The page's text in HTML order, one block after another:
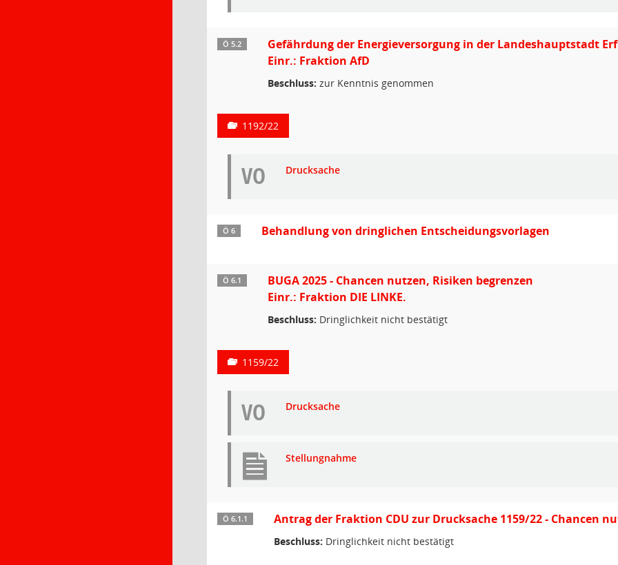
Ö 5.2
Gefährdung der Energieversorgung in der Landeshauptstadt
Einr.: Fraktion AfD
Beschluss: zur Kenntnis genommen
1192/22
VO Drucksache
Ö 6 Behandlung von dringlichen Entscheidungsvorlagen
Ö 6.1
BUGA 2025 - Chancen nutzen, Risiken begrenzen
Einr.: Fraktion DIE LINKE.
Beschluss: Dringlichkeit nicht bestätigt
1159/22
VO Drucksache
Stellungnahme
Ö 6.1.1 Antrag der Fraktion CDU zur Drucksache 1159/22 - Chancen
Beschluss: Dringlichkeit nicht bestätigt